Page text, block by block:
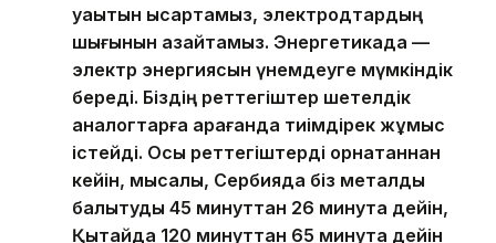
уақытын қысқартамыз, электродтардың
шығынын азайтамыз. Энергетикада —
электр энергиясын үнемдеуге мүмкіндік
береді. Біздің реттегіштер шетелдік
аналогтарға қарағанда тиімдірек жұмыс
істейді. Осы реттегіштерді орнатқаннан
кейін, мысалы, Сербияда біз металды
балқытуды 45 минуттан 26 минутқа дейін,
Қытайда 120 минуттан 65 минутқа дейін